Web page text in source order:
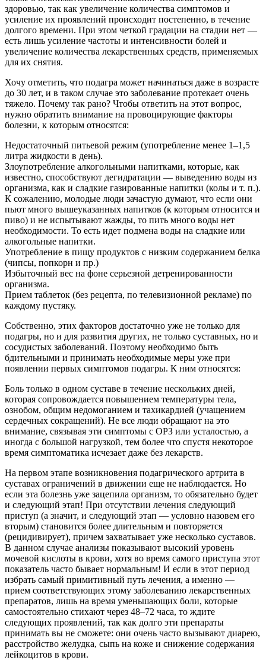
здоровью, так как увеличение количества симптомов и
усиление их проявлений происходит постепенно, в течение
долгого времени. При этом четкой градации на стадии нет —
есть лишь усиление частоты и интенсивности болей и
увеличение количества лекарственных средств, применяемых
для их снятия.
Хочу отметить, что подагра может начинаться даже в возрасте
до 30 лет, и в таком случае это заболевание протекает очень
тяжело. Почему так рано? Чтобы ответить на этот вопрос,
нужно обратить внимание на провоцирующие факторы
болезни, к которым относятся:
Недостаточный питьевой режим (употребление менее 1–1,5
литра жидкости в день).
Злоупотребление алкогольными напитками, которые, как
известно, способствуют дегидратации — выведению воды из
организма, как и сладкие газированные напитки (колы и т. п.).
К сожалению, молодые люди зачастую думают, что если они
пьют много вышеуказанных напитков (к которым относится и
пиво) и не испытывают жажды, то пить много воды нет
необходимости. То есть идет подмена воды на сладкие или
алкогольные напитки.
Употребление в пищу продуктов с низким содержанием белка
(чипсы, попкорн и пр.)
Избыточный вес на фоне серьезной детренированности
организма.
Прием таблеток (без рецепта, по телевизионной рекламе) по
каждому пустяку.
Собственно, этих факторов достаточно уже не только для
подагры, но и для развития других, не только суставных, но и
сосудистых заболеваний. Поэтому необходимо быть
бдительными и принимать необходимые меры уже при
появлении первых симптомов подагры. К ним относятся:
Боль только в одном суставе в течение нескольких дней,
которая сопровождается повышением температуры тела,
ознобом, общим недомоганием и тахикардией (учащением
сердечных сокращений). Не все люди обращают на это
внимание, связывая эти симптомы с ОРЗ или усталостью, а
иногда с большой нагрузкой, тем более что спустя некоторое
время симптоматика исчезает даже без лекарств.
На первом этапе возникновения подагрического артрита в
суставах ограничений в движении еще не наблюдается. Но
если эта болезнь уже зацепила организм, то обязательно будет
и следующий этап! При отсутствии лечения следующий
приступ (а значит, и следующий этап — условно назовем его
вторым) становится более длительным и повторяется
(рецидивирует), причем захватывает уже несколько суставов.
В данном случае анализы показывают высокий уровень
мочевой кислоты в крови, хотя во время самого приступа этот
показатель часто бывает нормальным! И если в этот период
избрать самый примитивный путь лечения, а именно —
прием соответствующих этому заболеванию лекарственных
препаратов, лишь на время уменьшающих боли, которые
самостоятельно стихают через 48–72 часа, то ждите
следующих проявлений, так как долго эти препараты
принимать вы не сможете: они очень часто вызывают диарею,
расстройство желудка, сыпь на коже и снижение содержания
лейкоцитов в крови.